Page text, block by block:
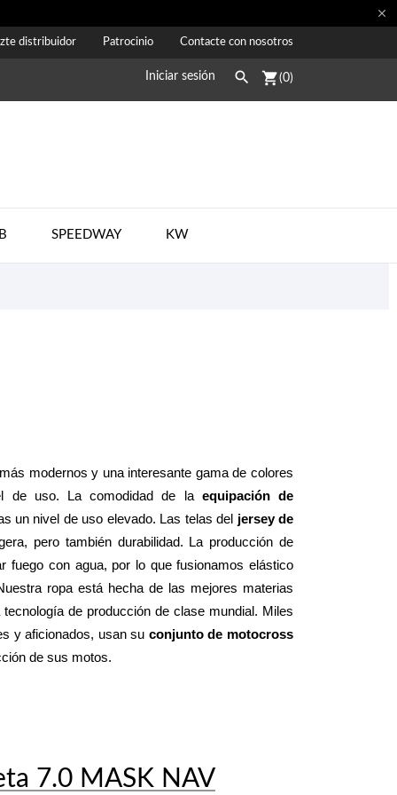

distribuidor Patrocinio Contacte con nosotros
Iniciar sesión  shopping_cart(0)
SPEEDWAY KW
modernos y una interesante gama de colores
de uso. La comodidad de la equipación de
un nivel de uso elevado. Las telas del jersey de
le dan una sensación suave y ligera, pero también durabilidad. La producción de
fuego con agua, por lo que fusionamos elástico
ropa está hecha de las mejores materias
de producción de clase mundial. Miles
y aficionados, usan su
de sus motos.
7.0 MASK NAV